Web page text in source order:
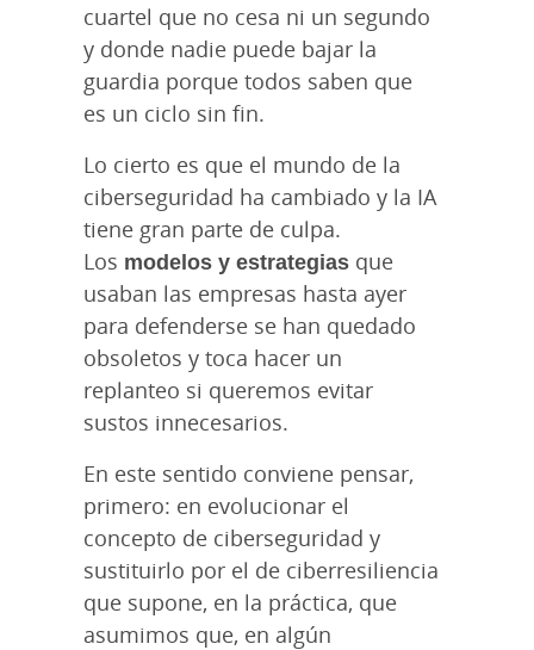
cuartel que no cesa ni un segundo
y donde nadie puede bajar la
guardia porque todos saben que
es un ciclo sin fin.
Lo cierto es que el mundo de la
ciberseguridad ha cambiado y la IA
tiene gran parte de culpa.
Los modelos y estrategias que
usaban las empresas hasta ayer
para defenderse se han quedado
obsoletos y toca hacer un
replanteo si queremos evitar
sustos innecesarios.
En este sentido conviene pensar,
primero: en evolucionar el
concepto de ciberseguridad y
sustituirlo por el de ciberresiliencia
que supone, en la práctica, que
asumimos que, en algún